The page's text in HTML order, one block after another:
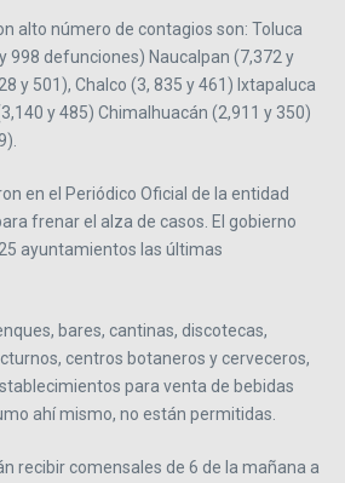
alto número de contagios son: Toluca
998 defunciones) Naucalpan (7,372 y
y 501), Chalco (3, 835 y 461) Ixtapaluca
y 485) Chimalhuacán (2,911 y 350)
en el Periódico Oficial de la entidad
frenar el alza de casos. El gobierno
ayuntamientos las últimas
bares, cantinas, discotecas,
centros botaneros y cerveceros,
para venta de bebidas
ahí mismo, no están permitidas.
recibir comensales de 6 de la mañana a